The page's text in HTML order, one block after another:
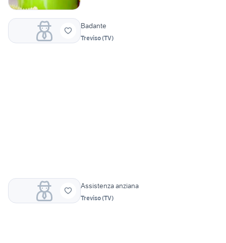
Badante
Treviso(TV)
Assistenza anziana
Treviso(TV)